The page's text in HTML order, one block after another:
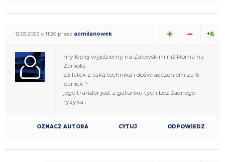
12.05.2025 o 11:26 przez acmilanowek +6
my lepiej wyjdziemy na Zalewskim niż Roma na
Zaniolo.
23 latek z taką techniką i doświadczeniem za 6
baniek ?
jego transfer jest z gatunku tych bez żadnego
ryzyka .
OZNACZ AUTORA CYTUJ ODPOWIEDZ